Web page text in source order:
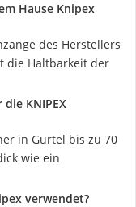
Hause Knipex
des Herstellers
die Haltbarkeit der
KNIPEX
in Gürtel bis zu 70
wie ein
verwendet?